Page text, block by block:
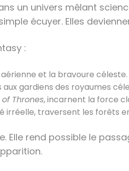
un univers mêlant
écuyer. Elles
:
et la bravoure céleste.
gardiens des royaumes
Thrones, incarnent la force
irréelle, traversent les forêts
rend possible le